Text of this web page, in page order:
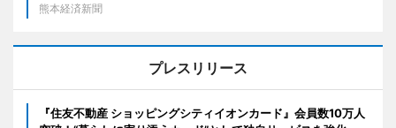
熊本経済新聞
プレスリリース
『住友不動産 ショッピングシティイオンカード』会員数10万人